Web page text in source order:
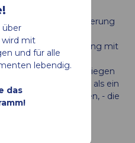
über
wird mit
und für alle
lebendig.
das
Versicherung für Stornierung
für Buchung :
zu zahlen
Zahlung mit
vor Anreise : Nur CB
Sichere Website
Kriegen
Last-minute (weniger als ein
im Betrag inbegriffen - die
Nacht
: